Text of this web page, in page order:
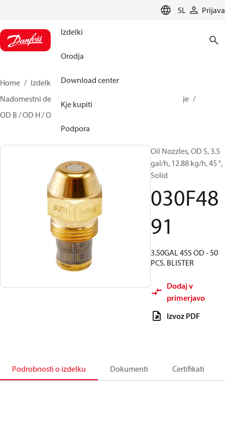
SL Prijava
Izdelki
Orodja
Download center
Kje kupiti
Podpora
Home Izdelki
Climate Solutions za ogrevanje
Nadomestni deli oljnih gorilnikov
Šobe za kurilno olje
OD B / OD H / OD S
Oil Nozzles, OD S, 3.5
gal/h, 12.88 kg/h, 45 °,
Solid
030F48
91
3.50GAL 45S OD - 50
PCS. BLISTER
Dodaj v
primerjavo
Izvoz PDF
Podrobnosti o izdelku Dokumenti Certifikati